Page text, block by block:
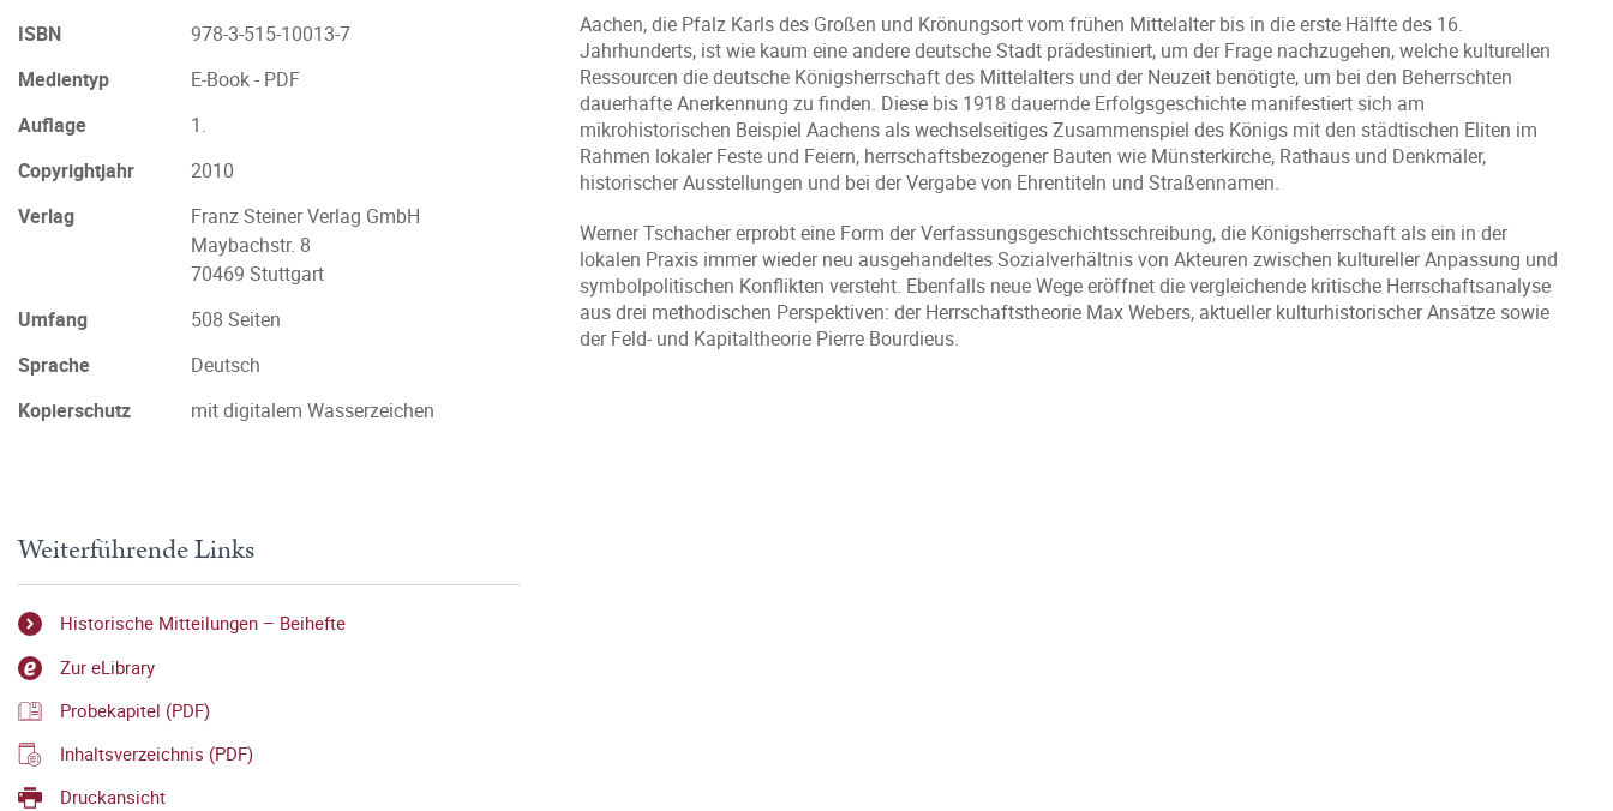
Aachen, die Pfalz Karls des Großen und Krönungsort vom frühen Mittelalter bis in die erste Hälfte des 16.
Jahrhunderts, ist wie kaum eine andere deutsche Stadt prädestiniert, um der Frage nachzugehen, welche kulturellen
Ressourcen die deutsche Königsherrschaft des Mittelalters und der Neuzeit benötigte, um bei den Beherrschten
dauerhafte Anerkennung zu finden. Diese bis 1918 dauernde Erfolgsgeschichte manifestiert sich am
mikrohistorischen Beispiel Aachens als wechselseitiges Zusammenspiel des Königs mit den städtischen Eliten im
Rahmen lokaler Feste und Feiern, herrschaftsbezogener Bauten wie Münsterkirche, Rathaus und Denkmäler,
historischer Ausstellungen und bei der Vergabe von Ehrentiteln und Straßennamen.
Werner Tschacher erprobt eine Form der Verfassungsgeschichtsschreibung, die Königsherrschaft als ein in der
lokalen Praxis immer wieder neu ausgehandeltes Sozialverhältnis von Akteuren zwischen kultureller Anpassung und
symbolpolitischen Konflikten versteht. Ebenfalls neue Wege eröffnet die vergleichende kritische Herrschaftsanalyse
aus drei methodischen Perspektiven: der Herrschaftstheorie Max Webers, aktueller kulturhistorischer Ansätze sowie
der Feld- und Kapitaltheorie Pierre Bourdieus.
ISBN
978-3-515-10013-7
Medientyp
E-Book - PDF
Auflage
1.
Copyrightjahr
2010
Verlag
Franz Steiner Verlag GmbH
Maybachstr. 8
70469 Stuttgart
Umfang
508 Seiten
Sprache
Deutsch
Kopierschutz
mit digitalem Wasserzeichen
Weiterführende Links
Historische Mitteilungen – Beihefte
Zur eLibrary
Probekapitel (PDF)
Inhaltsverzeichnis (PDF)
Druckansicht